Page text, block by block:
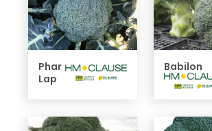
Phar
Lap
Babilon